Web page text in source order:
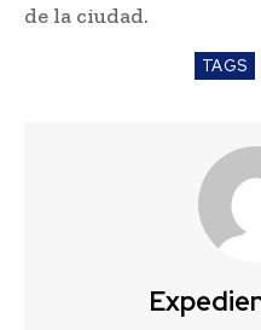
de la ciudad.
TAGS